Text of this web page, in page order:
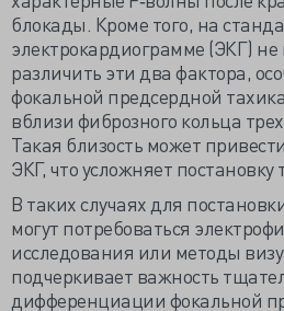
блокады. Кроме того, на
электрокардиограмме (ЭКГ) не
различить эти два фактора,
фокальной предсердной
вблизи фиброзного кольца
Такая близость может
ЭКГ, что усложняет постановку
В таких случаях для
могут потребоваться
исследования или методы
подчеркивает важность
дифференциации фокальной